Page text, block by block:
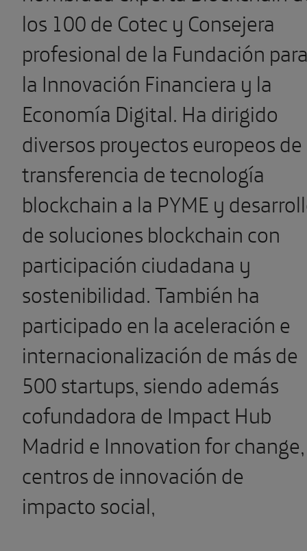
los 100 de Cotec y Consejera
profesional de la Fundación
la Innovación Financiera y la
Economía Digital. Ha dirigido
diversos proyectos europeos de
transferencia de tecnología
blockchain a la PYME y
de soluciones blockchain con
participación ciudadana y
sostenibilidad. También ha
participado en la aceleración e
internacionalización de más de
500 startups, siendo además
cofundadora de Impact Hub
Madrid e Innovation for change,
centros de innovación de
impacto social,